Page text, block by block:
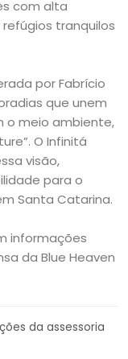
com alta
tranquilos
por Fabrício
que unem
o meio ambiente,
O Infinitá
visão,
para o
Santa Catarina.
informações
da Blue Heaven
da assessoria